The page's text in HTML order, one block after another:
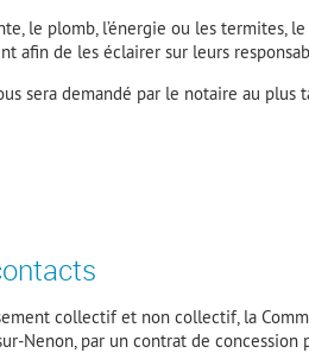
le plomb, l’énergie ou les termites,
afin de les éclairer sur leurs
sera demandé par le notaire au plus
collectif et non collectif, la
Nenon, par un contrat de concession